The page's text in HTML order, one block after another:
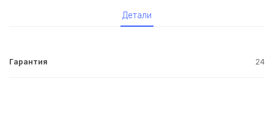
Детали
Гарантия 24